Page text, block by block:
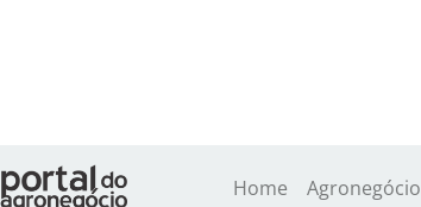
Home Agronegócio